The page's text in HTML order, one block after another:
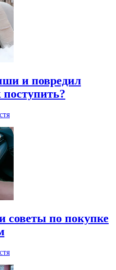
и повредил
советы по покупке